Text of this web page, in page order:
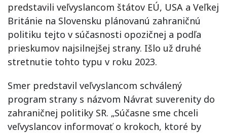
predstavili veľvyslancom štátov EÚ, USA a Veľkej
Británie na Slovensku plánovanú zahraničnú
politiku tejto v súčasnosti opozičnej a podľa
prieskumov najsilnejšej strany. Išlo už druhé
stretnutie tohto typu v roku 2023.
Smer predstavil veľvyslancom schválený
program strany s názvom Návrat suverenity do
zahraničnej politiky SR. „Súčasne sme chceli
veľvyslancov informovať o krokoch, ktoré by